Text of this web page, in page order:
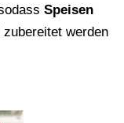
Speisen
werden